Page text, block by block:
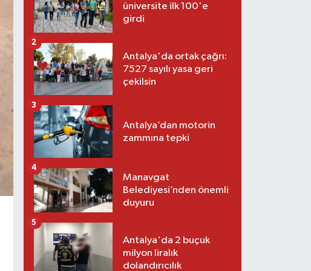
üniversite ilk 100'e
girdi
Antalya'da ortak çağrı:
7527 sayılı yasa geri
çekilsin
2
Antalya’dan motorin
zammına tepki
3
Manavgat
Belediyesi’nden önemli
duyuru
4
Antalya'da 2 buçuk
milyon liralık
dolandırıcılık
5